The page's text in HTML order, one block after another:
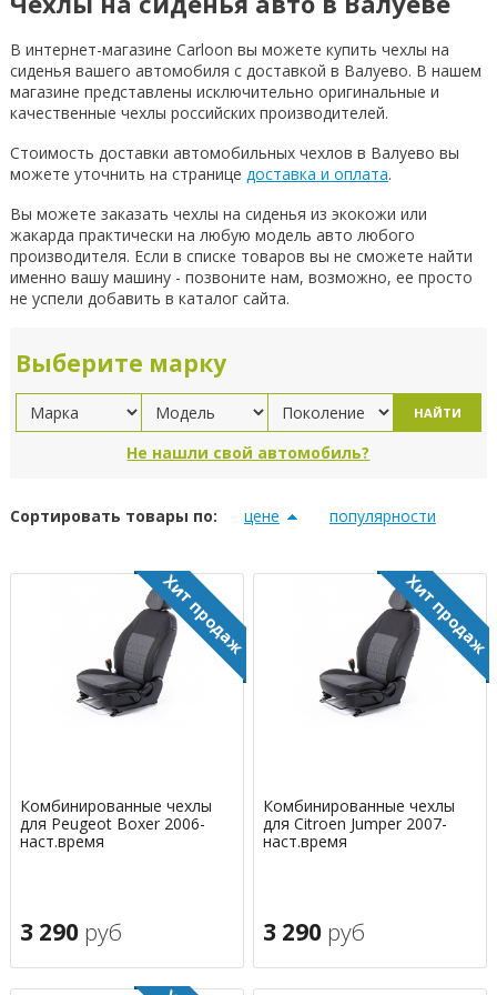
В интернет-магазине Carloon вы можете купить чехлы на
сиденья вашего автомобиля с доставкой в Валуево. В нашем
магазине представлены исключительно оригинальные и
качественные чехлы российских производителей.
Стоимость доставки автомобильных чехлов в Валуево вы
можете уточнить на странице доставка и оплата.
Вы можете заказать чехлы на сиденья из экокожи или
жакарда практически на любую модель авто любого
производителя. Если в списке товаров вы не сможете найти
именно вашу машину - позвоните нам, возможно, ее просто
не успели добавить в каталог сайта.
Выберите марку
НАЙТИ
Не нашли свой автомобиль?
Сортировать товары по: цене популярности
Комбинированные чехлы
для Peugeot Boxer 2006-
наст.время
3 290 руб
Комбинированные чехлы
для Citroen Jumper 2007-
наст.время
3 290 руб